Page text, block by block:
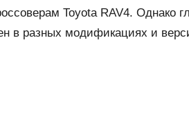
Toyota RAV4. Однако
в разных модификациях и